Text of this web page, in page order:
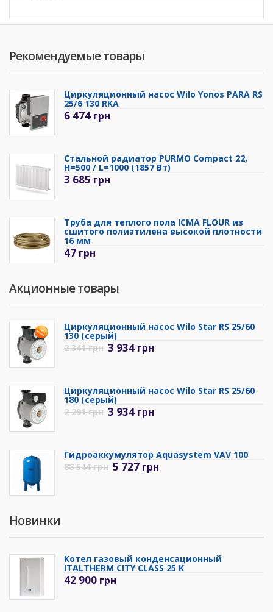
Рекомендуемые товары
Циркуляционный насос Wilo Yonos PARA RS
25/6 130 RKA
6 474 грн
Стальной радиатор PURMO Compact 22,
H=500 / L=1000 (1857 Вт)
3 685 грн
Труба для теплого пола ICMA FLOUR из
сшитого полиэтилена высокой плотности
16 мм
47 грн
Акционные товары
Циркуляционный насос Wilo Star RS 25/60
130 (серый)
2 341грн 3 934 грн
Циркуляционный насос Wilo Star RS 25/60
180 (серый)
2 291грн 3 934 грн
Гидроаккумулятор Aquasystem VAV 100
88 544грн 5 727 грн
Новинки
Котел газовый конденсационный
ITALTHERM CITY CLASS 25 K
42 900 грн